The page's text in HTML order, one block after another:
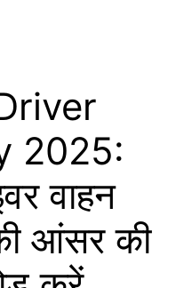
2025:
वाहन
आंसर की